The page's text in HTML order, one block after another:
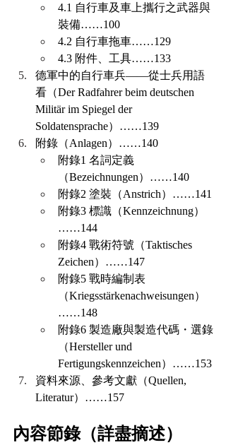
4.1 自行車及車上攜行之武器與
裝備……100
4.2 自行車拖車……129
4.3 附件、工具……133
德軍中的自行車兵——從士兵用語
看（Der Radfahrer beim deutschen
Militär im Spiegel der
Soldatensprache）……139
附錄（Anlagen）……140
附錄1 名詞定義
（Bezeichnungen）……140
附錄2 塗裝（Anstrich）……141
附錄3 標識（Kennzeichnung）
……144
附錄4 戰術符號（Taktisches
Zeichen）……147
附錄5 戰時編制表
（Kriegsstärkenachweisungen）
……148
附錄6 製造廠與製造代碼・選錄
（Hersteller und
Fertigungskennzeichen）……153
資料來源、參考文獻（Quellen,
Literatur）……157
內容節錄（詳盡摘述）